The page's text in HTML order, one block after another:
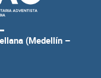
(Medellín –